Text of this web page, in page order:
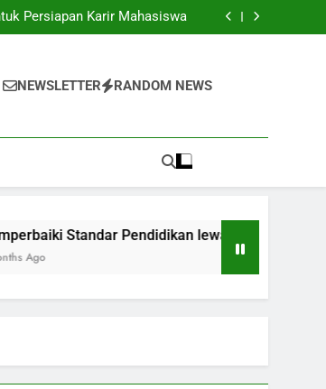
Para Mahasiswa
Persiapan Karir Mahasiswa
lewat Akreditasi Dunia
Para Mahasiswa
Persiapan Karir Mahasiswa
lewat Akreditasi Dunia
NEWSLETTER RANDOM NEWS
Pendidikan lewat Akreditasi Dunia